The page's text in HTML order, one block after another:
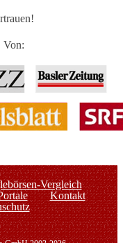
Von:
Vergleich
Kontakt